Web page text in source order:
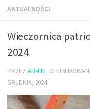
AKTUALNOŚCI
Wieczornica
2024
PRZEZ ADMIN ·
GRUDNIA, 2024